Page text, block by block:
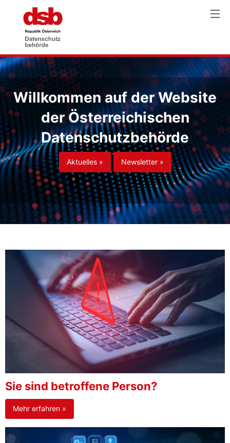
Willkommen auf der Website
der Österreichischen
Datenschutzbehörde
Aktuelles » Newsletter »
Sie sind betroffene Person?
Mehr erfahren »